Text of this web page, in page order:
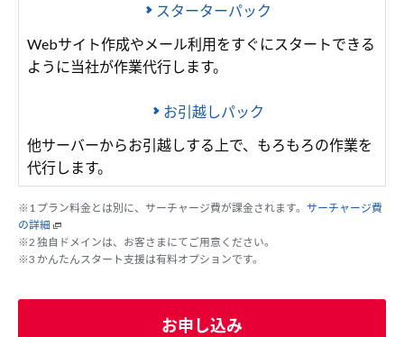
スターターパック
Webサイト作成やメール利用をすぐにスタートできる
ように当社が作業代行します。
お引越しパック
他サーバーからお引越しする上で、もろもろの作業を
代行します。
※1 プラン料金とは別に、サーチャージ費が課金されます。 サーチャージ費
の詳細
※2 独自ドメインは、お客さまにてご用意ください。
※3 かんたんスタート支援は有料オプションです。
お申し込み